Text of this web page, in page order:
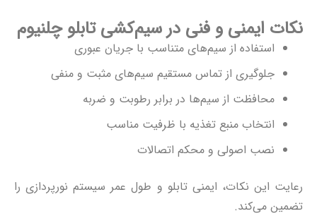
نکات ایمنی و فنی در سیم‌کشی تابلو چلنیوم
استفاده از سیم‌های متناسب با جریان عبوری
جلوگیری از تماس مستقیم سیم‌های مثبت و منفی
محافظت از سیم‌ها در برابر رطوبت و ضربه
انتخاب منبع تغذیه با ظرفیت مناسب
نصب اصولی و محکم اتصالات
رعایت این نکات، ایمنی تابلو و طول عمر سیستم نورپردازیرا
تضمین می‌کند.